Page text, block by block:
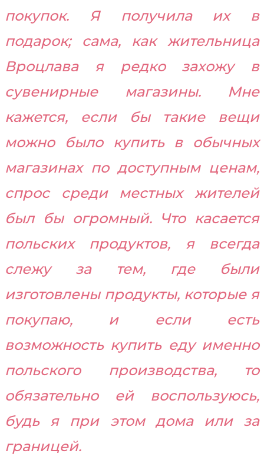
покупок. Я получила их в
подарок; сама, как жительница
Вроцлава я редко захожу в
сувенирные магазины. Мне
кажется, если бы такие вещи
можно было купить в обычных
магазинах по доступным ценам,
спрос среди местных жителей
был бы огромный. Что касается
польских продуктов, я всегда
слежу за тем, где были
изготовлены продукты, которые я
покупаю, и если есть
возможность купить еду именно
польского производства, то
обязательно ей воспользуюсь,
будь я при этом дома или за
границей.